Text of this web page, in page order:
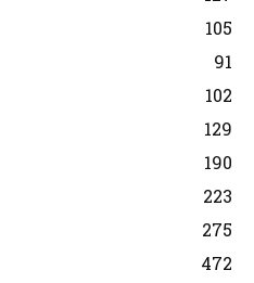
105
91
102
129
190
223
275
472